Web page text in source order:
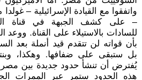
واتفقوا مع القيادة الإسرائيلية –
– على كشف الجبهة في قناة
للسادات بالاستيلاء على القناة. ‏ووعد
بأن قواته لن تتقدم قيد أنملة بعد
بل ستبقى على ضفافها. ‏وهكذا،
يُفترض أن تنشأ حدود جديدة بين مصر
هذه الحدود ستمر ‏عبر الممرات